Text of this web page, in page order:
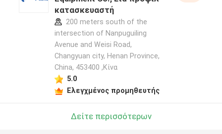
κατασκευαστή
200 meters south of the
intersection of Nanpuguiling
Avenue and Weisi Road,
Changyuan city, Henan Province,
China, 453400 ,Κίνα
5.0
Ελεγχμένος προμηθευτής
Δείτε περισσότερων